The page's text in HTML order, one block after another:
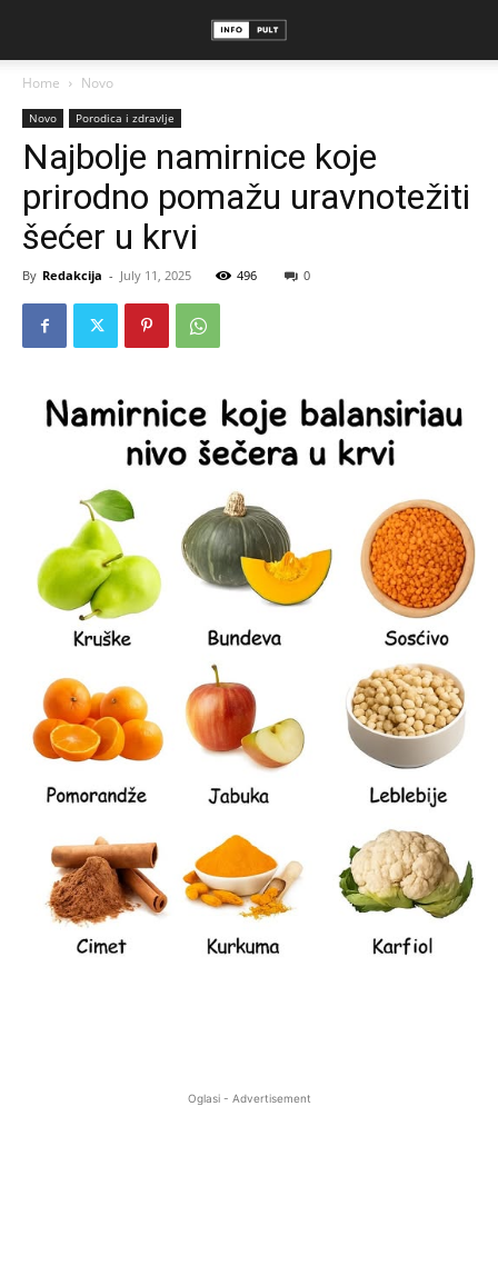
Home Novo
Novo Porodica i zdravlje
Najbolje namirnice koje
prirodno pomažu uravnotežiti
šećer u krvi
By Redakcija - July 11, 2025 496 0
Oglasi - Advertisement